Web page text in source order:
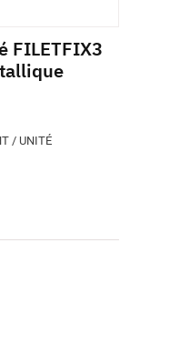
FILETFIX3
/ UNITÉ